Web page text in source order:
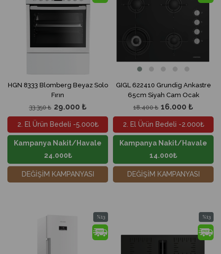
HGN 8333 Blomberg Beyaz Solo
Fırın
29.000 ₺
33.350 ₺
2. El Ürün Bedeli -5.000₺
Kampanya Nakit/Havale
24.000₺
DEĞİŞİM KAMPANYASI
GIGL 622410 Grundig Ankastre
65cm Siyah Cam Ocak
16.000 ₺
18.400 ₺
2. El Ürün Bedeli -2.000₺
Kampanya Nakit/Havale
14.000₺
DEĞİŞİM KAMPANYASI
%13
İndirim
%13İndirim
%13
İndirim